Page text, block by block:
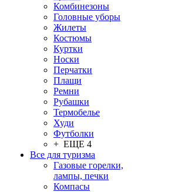
Комбинезоны
Головные уборы
Жилеты
Костюмы
Куртки
Носки
Перчатки
Плащи
Ремни
Рубашки
Термобелье
Худи
Футболки
+ ЕЩЕ 4
Все для туризма
Газовые горелки,
лампы, печки
Компасы